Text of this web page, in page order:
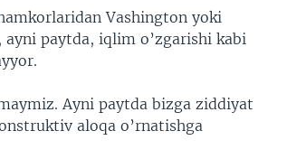
Vashington yoki
paytda, iqlim o’zgarishi kabi
Ayni paytda bizga ziddiyat
aloqa o’rnatishga